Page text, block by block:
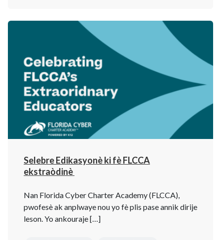
Selebre Edikasyonè ki fè FLCCA
ekstraòdinè
Nan Florida Cyber ​​Charter Academy (FLCCA),
pwofesè ak anplwaye nou yo fè plis pase annik dirije
leson. Yo ankouraje […]